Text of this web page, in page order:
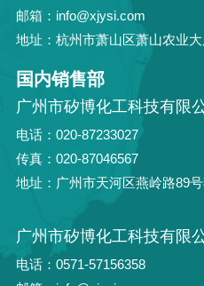
邮箱：info@xjysi.com
地址：杭州市萧山区萧山农业
国内销售部
广州市矽博化工科技有限
电话：020-87233027
传真：020-87046567
地址：广州市天河区燕岭路89
广州市矽博化工科技有限
电话：0571-57156358